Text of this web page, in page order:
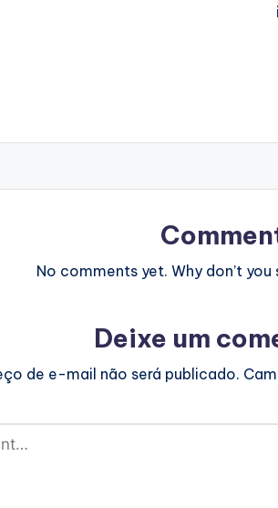
No comments yet. Why don’t
Deixe um
de e-mail não será publicado.